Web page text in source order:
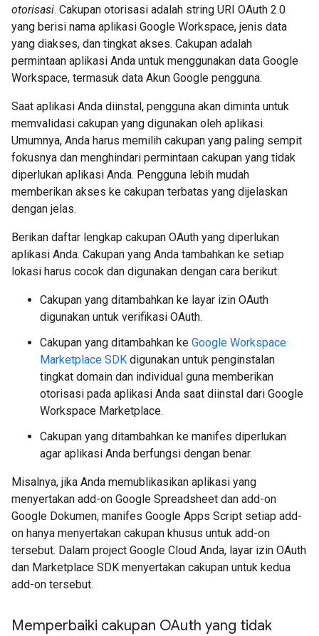
otorisasi. Cakupan otorisasi adalah string URI OAuth 2.0
yang berisi nama aplikasi Google Workspace, jenis data
yang diakses, dan tingkat akses. Cakupan adalah
permintaan aplikasi Anda untuk menggunakan data Google
Workspace, termasuk data Akun Google pengguna.
Saat aplikasi Anda diinstal, pengguna akan diminta untuk
memvalidasi cakupan yang digunakan oleh aplikasi.
Umumnya, Anda harus memilih cakupan yang paling sempit
fokusnya dan menghindari permintaan cakupan yang tidak
diperlukan aplikasi Anda. Pengguna lebih mudah
memberikan akses ke cakupan terbatas yang dijelaskan
dengan jelas.
Berikan daftar lengkap cakupan OAuth yang diperlukan
aplikasi Anda. Cakupan yang Anda tambahkan ke setiap
lokasi harus cocok dan digunakan dengan cara berikut:
Cakupan yang ditambahkan ke layar izin OAuth
digunakan untuk verifikasi OAuth.
Cakupan yang ditambahkan ke Google Workspace
Marketplace SDK digunakan untuk penginstalan
tingkat domain dan individual guna memberikan
otorisasi pada aplikasi Anda saat diinstal dari Google
Workspace Marketplace.
Cakupan yang ditambahkan ke manifes diperlukan
agar aplikasi Anda berfungsi dengan benar.
Misalnya, jika Anda memublikasikan aplikasi yang
menyertakan add-on Google Spreadsheet dan add-on
Google Dokumen, manifes Google Apps Script setiap add-
on hanya menyertakan cakupan khusus untuk add-on
tersebut. Dalam project Google Cloud Anda, layar izin OAuth
dan Marketplace SDK menyertakan cakupan untuk kedua
add-on tersebut.
Memperbaiki cakupan OAuth yang tidak